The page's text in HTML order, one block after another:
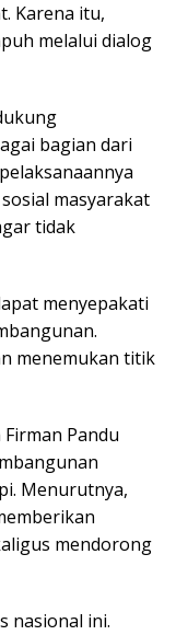
Karena itu,
melalui dialog
bagian dari
masyarakat
tidak
menyepakati
menemukan titik
Pandu
Menurutnya,
mendorong
nasional ini.